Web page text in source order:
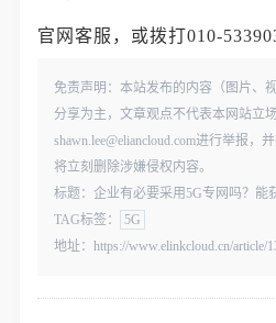
官网客服，或拨打010-
免责声明：本站发布的内容（图片、
分享为主，文章观点不代表本网站立
shawn.lee@eliancloud.com进行举报，
将立刻删除涉嫌侵权内容。
标题：企业有必要采用5G专网吗？能
TAG标签：
5G
地址：https://www.elinkcloud.cn/article/